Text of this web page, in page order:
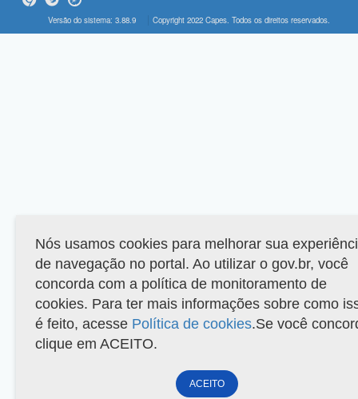
Versão do sistema: 3.88.9 Copyright 2022 Capes. Todos os direitos reservados.
Nós usamos cookies para melhorar sua
de navegação no portal. Ao utilizar o gov.br, você
concorda com a política de monitoramento de
cookies. Para ter mais informações sobre como
é feito, acesse Política de cookies.Se você
clique em ACEITO.
ACEITO